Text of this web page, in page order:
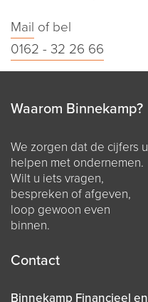
Mail of bel
0162 - 32 26 66
Waarom Binnekamp?
We zorgen dat de cijfers u
helpen met ondernemen.
Wilt u iets vragen,
bespreken of afgeven,
loop gewoon even
binnen.
Contact
Binnekamp Financieel en